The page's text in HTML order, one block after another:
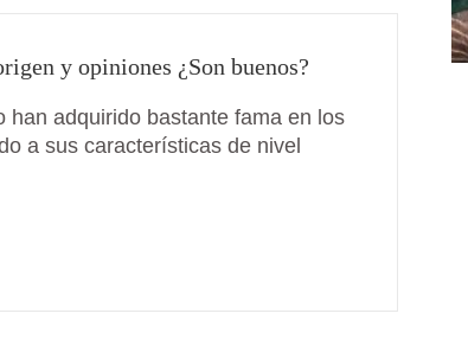
y opiniones ¿Son buenos?
han adquirido bastante fama en los
a sus características de nivel